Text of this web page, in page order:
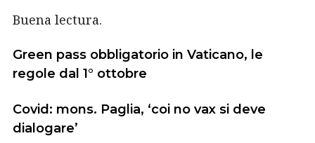
Buena lectura.
Green pass obbligatorio in Vaticano, le
regole dal 1° ottobre
Covid: mons. Paglia, ‘coi no vax si deve
dialogare’